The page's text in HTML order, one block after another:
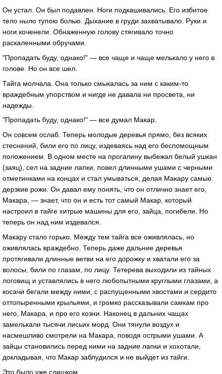
Он устал. Он был подавлен. Ноги подкашивались. Его избитое
тело ныло тупою болью. Дыхание в груди захватывало. Руки и
ноги коченели. Обнаженную голову стягивало точно
раскаленными обручами.
"Пропадать буду, однако!" — все чаще и чаще мелькало у него в
голове. Но он все шел.
Тайга молчала. Она только смыкалась за ним с каким-то
враждебным упорством и нигде не давала ни просвета, ни
надежды.
"Пропадать буду, однако!" — все думал Макар.
Он совсем ослаб. Теперь молодые деревья прямо, без всяких
стеснений, били его по лицу, издеваясь над его беспомощным
положением. В одном месте на прогалину выбежал белый ушкан
(заяц), сел на задние лапки, повел длинными ушами с черными
отметинками на концах и стал умываться, делая Макару самые
дерзкие рожи. Он давал ему понять, что он отлично знает его,
Макара, — знает, что он и есть тот самый Макар, который
настроил в тайге хитрые машины для его, зайца, погибели. Но
теперь он над ним издевался.
Макару стало горько. Между тем тайга все оживлялась, но
оживлялась враждебно. Теперь даже дальние деревья
протягивали длинные ветви на его дорожку и хватали его за
волосы, били по глазам, по лицу. Тетерева выходили из тайных
логовищ и уставлялись в него любопытными круглыми глазами, а
косачи бегали между ними, с распущенными хвостами и сердито
оттопыренными крыльями, и громко рассказывали самкам про
него, Макара, и про его козни. Наконец в дальних чащах
замелькали тысячи лисьих морд. Они тянули воздух и
насмешливо смотрели на Макара, поводя острыми ушами. А
зайцы становились перед ними на задние лапки и хохотали,
докладывая, что Макар заблудился и не выйдет из тайги.
Это было уже слишком.